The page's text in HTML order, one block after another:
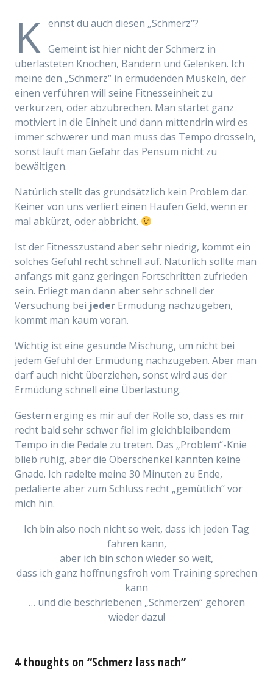
K ennst du auch diesen „Schmerz“?
Gemeint ist hier nicht der Schmerz in
überlasteten Knochen, Bändern und Gelenken. Ich
meine den „Schmerz“ in ermüdenden Muskeln, der
einen verführen will seine Fitnesseinheit zu
verkürzen, oder abzubrechen. Man startet ganz
motiviert in die Einheit und dann mittendrin wird es
immer schwerer und man muss das Tempo drosseln,
sonst läuft man Gefahr das Pensum nicht zu
bewältigen.
Natürlich stellt das grundsätzlich kein Problem dar.
Keiner von uns verliert einen Haufen Geld, wenn er
mal abkürzt, oder abbricht.
Ist der Fitnesszustand aber sehr niedrig, kommt ein
solches Gefühl recht schnell auf. Natürlich sollte man
anfangs mit ganz geringen Fortschritten zufrieden
sein. Erliegt man dann aber sehr schnell der
Versuchung bei jeder Ermüdung nachzugeben,
kommt man kaum voran.
Wichtig ist eine gesunde Mischung, um nicht bei
jedem Gefühl der Ermüdung nachzugeben. Aber man
darf auch nicht überziehen, sonst wird aus der
Ermüdung schnell eine Überlastung.
Gestern erging es mir auf der Rolle so, dass es mir
recht bald sehr schwer fiel im gleichbleibendem
Tempo in die Pedale zu treten. Das „Problem“-Knie
blieb ruhig, aber die Oberschenkel kannten keine
Gnade. Ich radelte meine 30 Minuten zu Ende,
pedalierte aber zum Schluss recht „gemütlich“ vor
mich hin.
Ich bin also noch nicht so weit, dass ich jeden Tag
fahren kann,
aber ich bin schon wieder so weit,
dass ich ganz hoffnungsfroh vom Training sprechen
kann
… und die beschriebenen „Schmerzen“ gehören
wieder dazu!
4 thoughts on “Schmerz lass nach”